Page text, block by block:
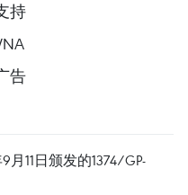
持
告
11日颁发的1374/GP-